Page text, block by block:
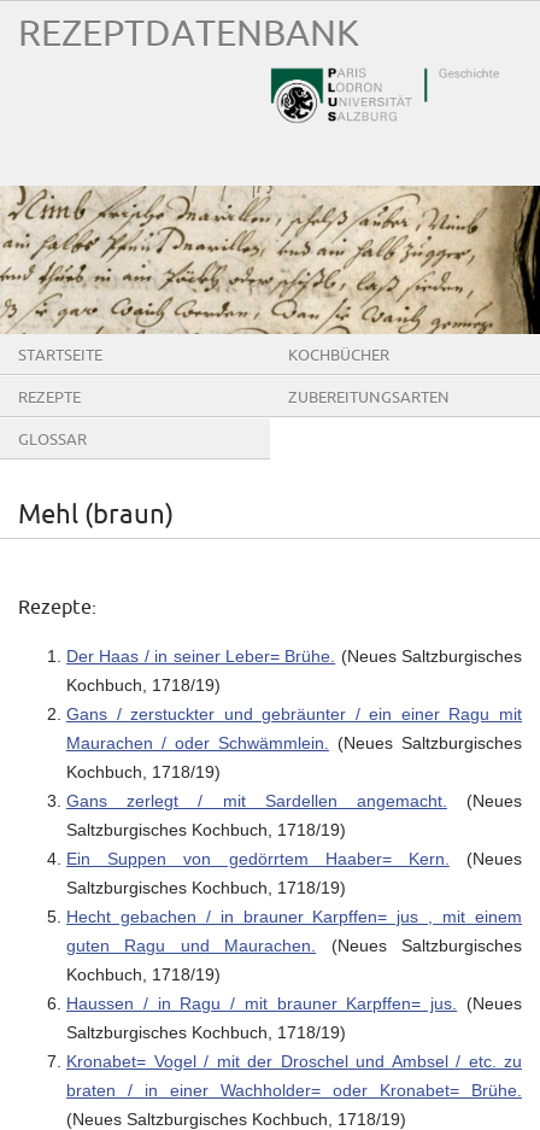
REZEPTDATENBANK
STARTSEITE KOCHBÜCHER
REZEPTE ZUBEREITUNGSARTEN
GLOSSAR
Mehl (braun)
Rezepte:
Der Haas / in seiner Leber= Brühe.
(Neues Saltzburgisches
Kochbuch, 1718/19)
Gans / zerstuckter und gebräunter / ein einer Ragu mit
Maurachen / oder Schwämmlein.
(Neues Saltzburgisches
Kochbuch, 1718/19)
Gans zerlegt / mit Sardellen angemacht.
(Neues
Saltzburgisches Kochbuch, 1718/19)
Ein Suppen von gedörrtem Haaber= Kern.
(Neues
Saltzburgisches Kochbuch, 1718/19)
Hecht gebachen / in brauner Karpffen= jus , mit einem
guten Ragu und Maurachen.
(Neues Saltzburgisches
Kochbuch, 1718/19)
Haussen / in Ragu / mit brauner Karpffen= jus.
(Neues
Saltzburgisches Kochbuch, 1718/19)
Kronabet= Vogel / mit der Droschel und Ambsel / etc. zu
braten / in einer Wachholder= oder Kronabet= Brühe.
(Neues Saltzburgisches Kochbuch, 1718/19)